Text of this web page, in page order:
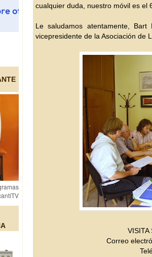
cualquier duda, nuestro móvil es el
Le saludamos atentamente,
vicepresidente de la Asociación de
VISITA
Correo